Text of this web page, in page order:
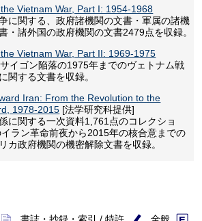
Vietnam War, Part I: 1954-1968
に関する、政府諸機関の文書・軍属の諸機
・諸外国の政府機関の文書2479点を収録。
Vietnam War, Part II: 1969-1975
イゴン陥落の1975年までのヴェトナム戦
関する文書を収録。
Iran: From the Revolution to the
1978-2015 [法学研究科提供]
に関する一次資料1,761点のコレクショ
ラン革命前夜から2015年の核合意までの
カ政府機関の機密解除文書を収録。
...書誌・抄録・索引 / 特許 ...全般